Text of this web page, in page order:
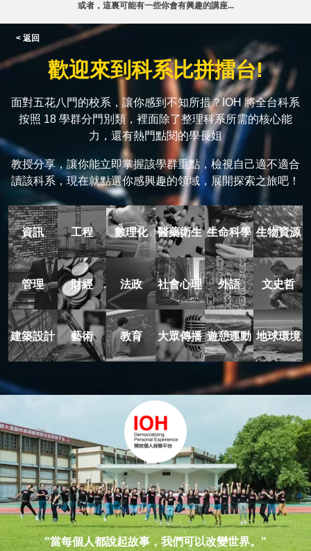
或者，這裏可能有一些你會有興趣的講座...
< 返回
歡迎來到科系比拼擂台!
面對五花八門的校系，讓你感到不知所措？IOH 將全台科系
按照 18 學群分門別類，裡面除了整理科系所需的核心能
力，還有熱門點閱的學長姐
教授分享，讓你能立即掌握該學群重點，檢視自己適不適合
讀該科系，現在就點選你感興趣的領域，展開探索之旅吧！
資訊 工程 數理化 醫藥衛生 生命科學 生物資源
管理 財經 法政 社會心理 外語 文史哲
建築設計 藝術 教育 大眾傳播 遊憩運動 地球環境
"當每個人都說起故事，我們可以改變世界。"